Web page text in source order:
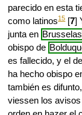
parecido en esta
como latinos15[7]
junta en Brusselas
obispo de
es fallecido, y el
ha hecho obispo
también es
viessen los